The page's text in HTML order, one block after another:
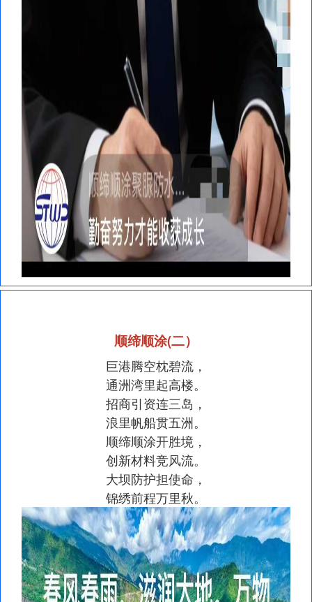
顺缔顺涂(二）
巨港腾空枕碧流，
通洲湾里起高楼。
招商引资连三岛，
浪里帆船贯五洲。
顺缔顺涂开胜境，
创新材料竞风流。
大坝防护担使命，
锦绣前程万里秋。